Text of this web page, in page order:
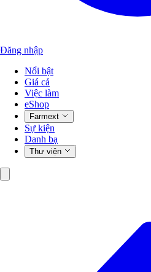
Đăng nhập
Nổi bật
Giá cả
Việc làm
eShop
Farmext
Sự kiện
Danh bạ
Thư viện